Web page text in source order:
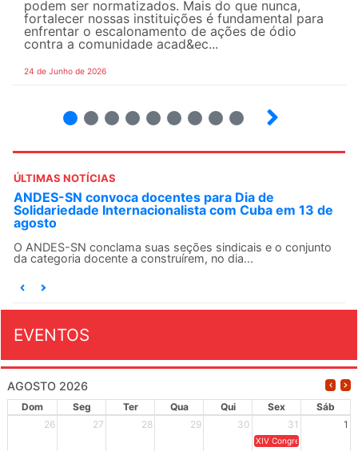
podem ser normatizados. Mais do que nunca,
fortalecer nossas instituições é fundamental para
enfrentar o escalonamento de ações de ódio
contra a comunidade acad&ec...
24 de Junho de 2026
ÚLTIMAS NOTÍCIAS
ANDES-SN convoca docentes para Dia de
Solidariedade Internacionalista com Cuba em 13 de
agosto
O ANDES-SN conclama suas seções sindicais e o conjunto
da categoria docente a construírem, no dia...
EVENTOS
AGOSTO 2026
Dom Seg Ter Qua Qui Sex
Sáb
26
27 28 29 30 31 1
XIV Congresso Brasileiro